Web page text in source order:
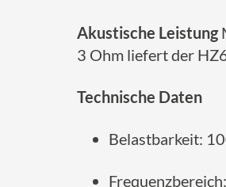
Akustische Leistung
3 Ohm liefert der
Technische Daten
Belastbarkeit: